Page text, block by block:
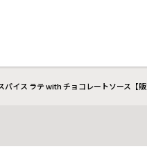
イス ラテ with チョコレートソース【販